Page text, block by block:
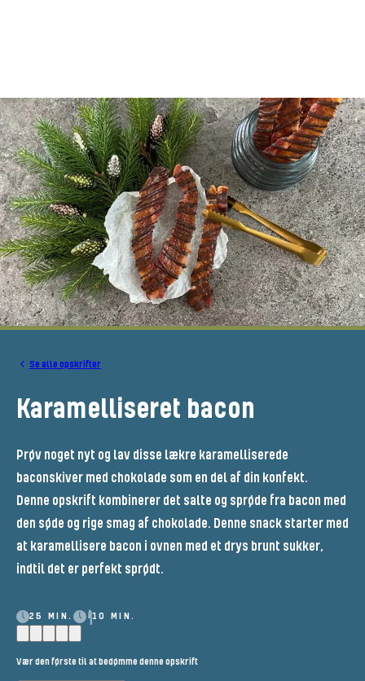
Se alle opskrifter
Karamelliseret bacon
Prøv noget nyt og lav disse lækre karamelliserede
baconskiver med chokolade som en del af din konfekt.
Denne opskrift kombinerer det salte og sprøde fra bacon med
den søde og rige smag af chokolade. Denne snack starter med
at karamellisere bacon i ovnen med et drys brunt sukker,
indtil det er perfekt sprødt.
25 MIN. 10 MIN.
Vær den første til at bedømme denne opskrift